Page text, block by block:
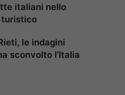
italiani nello
turistico
le indagini
sconvolto l’Italia